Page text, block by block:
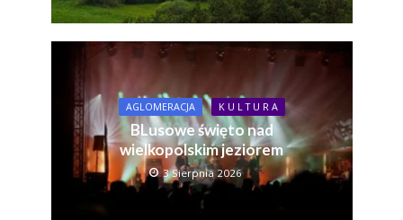
AGLOMERACJA K U L T U R A
BLusowe święto nad
wielkopolskim jeziorem
3 Sierpnia 2026